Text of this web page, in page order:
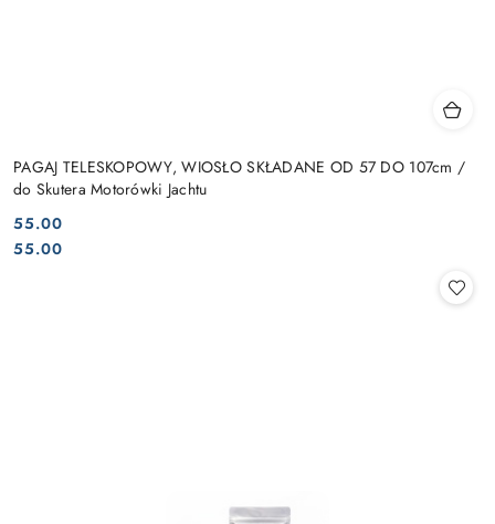
PAGAJ TELESKOPOWY, WIOSŁO SKŁADANE OD 57 DO 107cm /
do Skutera Motorówki Jachtu
Cena:
55.00
Cena:
55.00